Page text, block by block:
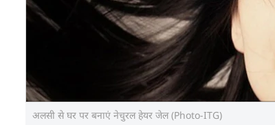
अलसी से घर पर बनाएं नेचुरल हेयर जेल (Photo-ITG)